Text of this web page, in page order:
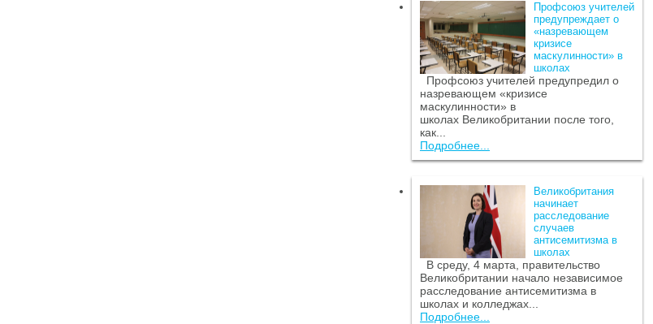
Профсоюз учителей
предупреждает о
«назревающем
кризисе
маскулинности» в
школах
Профсоюз учителей предупредил о
назревающем «кризисе
маскулинности» в
школах Великобритании после того,
как...
Подробнее...
Великобритания
начинает
расследование
случаев
антисемитизма в
школах
В среду, 4 марта, правительство
Великобритании начало независимое
расследование антисемитизма в
школах и колледжах...
Подробнее...